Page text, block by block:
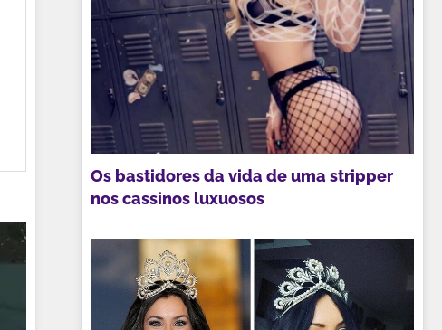
Os bastidores da vida de uma stripper
nos cassinos luxuosos